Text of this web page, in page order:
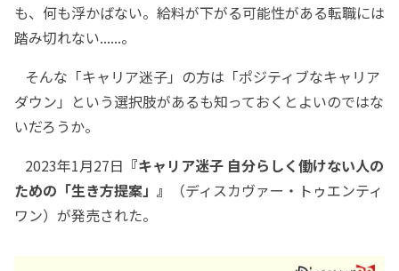
も、何も浮かばない。給料が下がる可能性がある転職には
踏み切れない......。
そんな「キャリア迷子」の方は「ポジティブなキャリア
ダウン」という選択肢があるも知っておくとよいのではな
いだろうか。
2023年1月27日 『キャリア迷子 自分らしく働けない人の
ための「生き方提案」』
（ディスカヴァー・トゥエンティ
ワン）が発売された。